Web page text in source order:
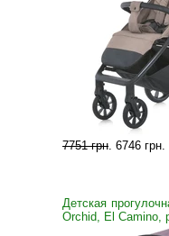
7751 грн. 6746 грн.
Детская
Orchid, El Camino,